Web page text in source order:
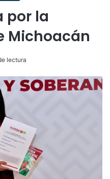
por la
Michoacán
lectura